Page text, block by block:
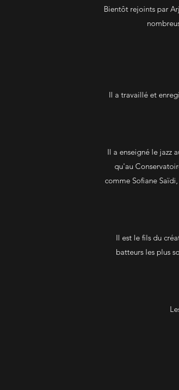
Bientôt rejoints par
Il a travaillé et
Il a enseigné le jazz
qu'au
comme Sofiane
Il est le fils du
batteurs les plus